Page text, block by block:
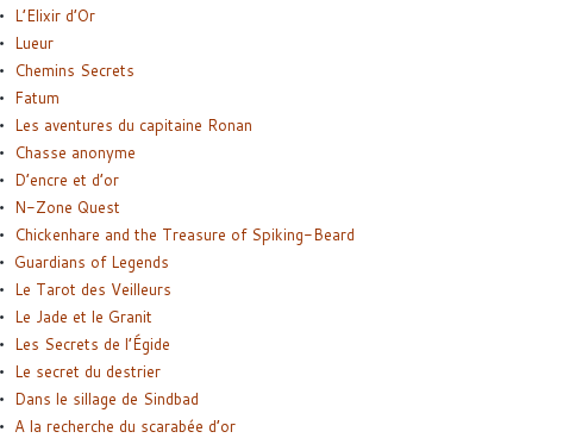
L’Elixir d’Or
Lueur
Chemins Secrets
Fatum
Les aventures du capitaine Ronan
Chasse anonyme
D’encre et d’or
N-Zone Quest
Chickenhare and the Treasure of Spiking-Beard
Guardians of Legends
Le Tarot des Veilleurs
Le Jade et le Granit
Les Secrets de l’Égide
Le secret du destrier
Dans le sillage de Sindbad
A la recherche du scarabée d’or